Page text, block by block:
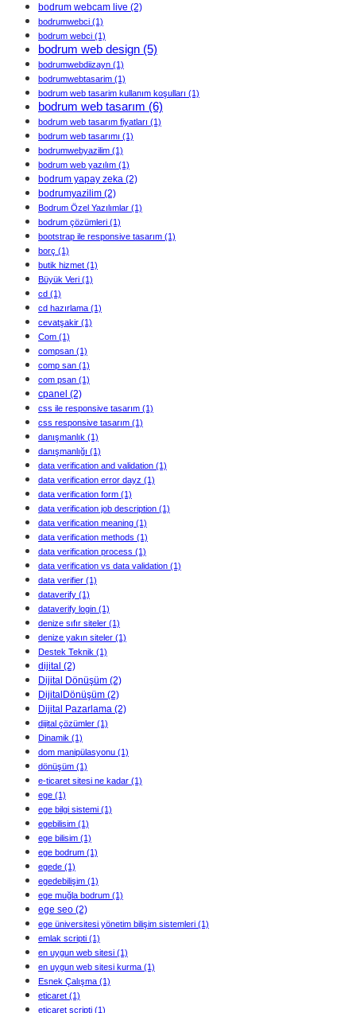
bodrum webcam live (2)
bodrumwebci (1)
bodrum webci (1)
bodrum web design (5)
bodrumwebdiizayn (1)
bodrumwebtasarim (1)
bodrum web tasarim kullanım koşulları (1)
bodrum web tasarım (6)
bodrum web tasarım fiyatları (1)
bodrum web tasarımı (1)
bodrumwebyazilim (1)
bodrum web yazılım (1)
bodrum yapay zeka (2)
bodrumyazilim (2)
Bodrum Özel Yazılımlar (1)
bodrum çözümleri (1)
bootstrap ile responsive tasarım (1)
borç (1)
butik hizmet (1)
Büyük Veri (1)
cd (1)
cd hazırlama (1)
cevatşakir (1)
Com (1)
compsan (1)
comp san (1)
com psan (1)
cpanel (2)
css ile responsive tasarım (1)
css responsive tasarım (1)
danışmanlık (1)
danışmanlığı (1)
data verification and validation (1)
data verification error dayz (1)
data verification form (1)
data verification job description (1)
data verification meaning (1)
data verification methods (1)
data verification process (1)
data verification vs data validation (1)
data verifier (1)
dataverify (1)
dataverify login (1)
denize sıfır siteler (1)
denize yakın siteler (1)
Destek Teknik (1)
dijital (2)
Dijital Dönüşüm (2)
DijitalDönüşüm (2)
Dijital Pazarlama (2)
dijital çözümler (1)
Dinamik (1)
dom manipülasyonu (1)
dönüşüm (1)
e-ticaret sitesi ne kadar (1)
ege (1)
ege bilgi sistemi (1)
egebilisim (1)
ege bilisim (1)
ege bodrum (1)
egede (1)
egedebilişim (1)
ege muğla bodrum (1)
ege seo (2)
ege üniversitesi yönetim bilişim sistemleri (1)
emlak scripti (1)
en uygun web sitesi (1)
en uygun web sitesi kurma (1)
Esnek Çalışma (1)
eticaret (1)
eticaret scripti (1)